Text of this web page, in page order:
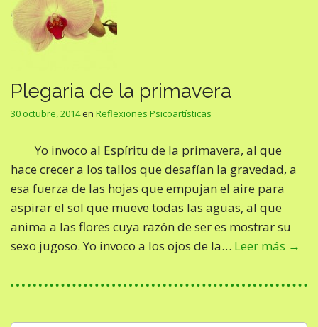
Plegaria de la primavera
30 octubre, 2014en Reflexiones Psicoartísticas
Yo invoco al Espíritu de la primavera, al que
hace crecer a los tallos que desafían la gravedad, a
esa fuerza de las hojas que empujan el aire para
aspirar el sol que mueve todas las aguas, al que
anima a las flores cuya razón de ser es mostrar su
sexo jugoso. Yo invoco a los ojos de la… Leer más →